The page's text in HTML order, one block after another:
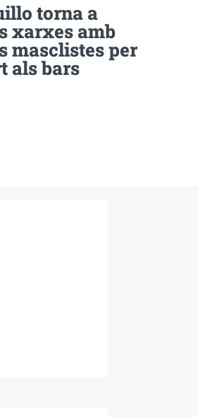
torna a
xarxes amb
masclistes per
als bars